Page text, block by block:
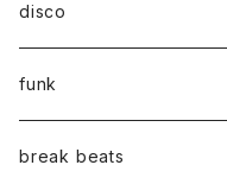
disco
funk
break beats